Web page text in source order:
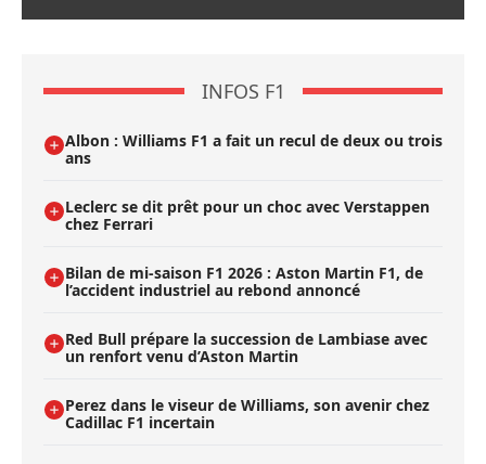
INFOS F1
Albon : Williams F1 a fait un recul de deux ou trois
ans
Leclerc se dit prêt pour un choc avec Verstappen
chez Ferrari
Bilan de mi-saison F1 2026 : Aston Martin F1, de
l’accident industriel au rebond annoncé
Red Bull prépare la succession de Lambiase avec
un renfort venu d’Aston Martin
Perez dans le viseur de Williams, son avenir chez
Cadillac F1 incertain